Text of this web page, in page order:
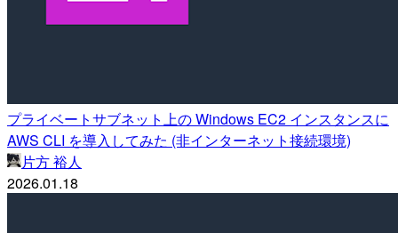
プライベートサブネット上の Windows EC2 インスタンスに
AWS CLI を導入してみた (非インターネット接続環境)
片方 裕人
2026.01.18